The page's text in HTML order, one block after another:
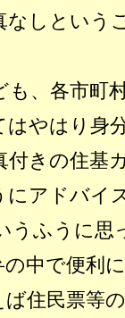
しという
、各市町
やはり身
きの住基
にアドバイ
うふうに思
中で便利
住民票等